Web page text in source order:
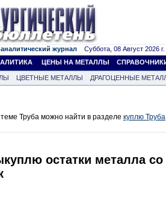
журнал Суббота, 08 Август 2026 г.
ЦЕНЫ НА МЕТАЛЛЫ
ЦВЕТНЫЕ МЕТАЛЛЫ
ДРАГОЦЕННЫЕ
Труба можно найти в разделе куплю Труба
остатки металла